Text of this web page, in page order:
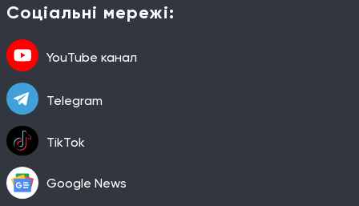
Соціальні мережі:
YouTube канал
Telegram
TikTok
Google News